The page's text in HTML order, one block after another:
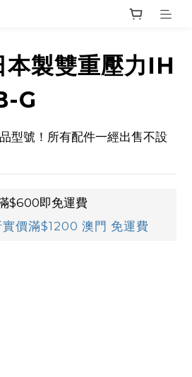
本製雙重壓力IH
G
型號！所有配件一經出售不設
$600即免運費
價滿$1200 澳門 免運費